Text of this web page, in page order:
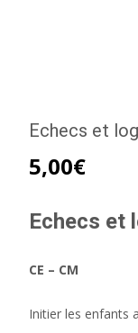
Echecs et
5,00€
Echecs et
CE – CM
Initier les enfants